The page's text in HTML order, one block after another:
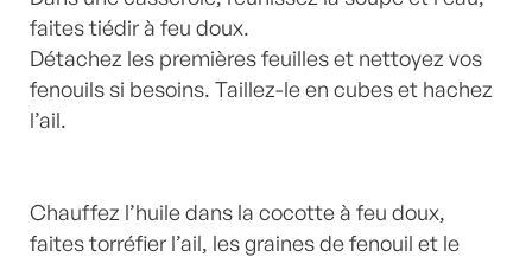
faites tiédir à feu doux.
Détachez les premières feuilles et nettoyez vos
fenouils si besoins. Taillez-le en cubes et hachez
l’ail.
Chauffez l’huile dans la cocotte à feu doux,
faites torréfier l’ail, les graines de fenouil et le